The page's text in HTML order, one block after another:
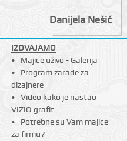
Danijela Nešić
IZDVAJAMO
Majice uživo - Galerija
Program zarade za
dizajnere
Video kako je nastao
VIZIO grafit
Potrebne su Vam majice
za firmu?